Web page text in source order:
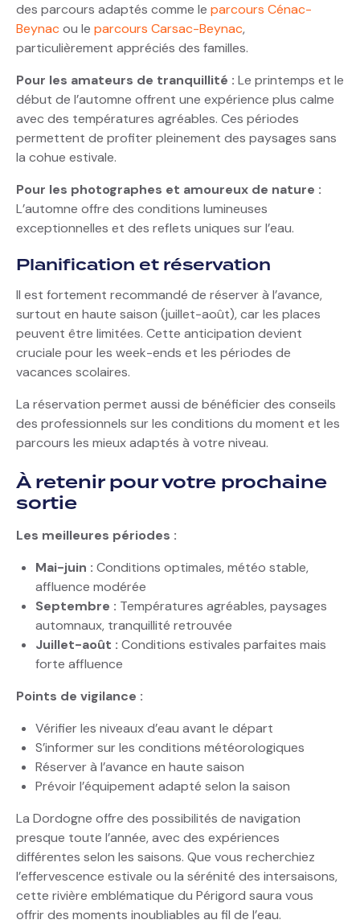
des parcours adaptés comme le parcours Cénac-
Beynacou le parcours Carsac-Beynac,
particulièrement appréciés des familles.
Pour les amateurs de tranquillité : Le printemps et le
début de l’automne offrent une expérience plus calme
avec des températures agréables. Ces périodes
permettent de profiter pleinement des paysages sans
la cohue estivale.
Pour les photographes et amoureux de nature :
L’automne offre des conditions lumineuses
exceptionnelles et des reflets uniques sur l’eau.
Planification et réservation
Il est fortement recommandé de réserver à l’avance,
surtout en haute saison (juillet-août), car les places
peuvent être limitées. Cette anticipation devient
cruciale pour les week-ends et les périodes de
vacances scolaires.
La réservation permet aussi de bénéficier des conseils
des professionnels sur les conditions du moment et les
parcours les mieux adaptés à votre niveau.
À retenir pour votre prochaine
sortie
Les meilleures périodes :
Mai-juin : Conditions optimales, météo stable,
affluence modérée
Septembre : Températures agréables, paysages
automnaux, tranquillité retrouvée
Juillet-août : Conditions estivales parfaites mais
forte affluence
Points de vigilance :
Vérifier les niveaux d’eau avant le départ
S’informer sur les conditions météorologiques
Réserver à l’avance en haute saison
Prévoir l’équipement adapté selon la saison
La Dordogne offre des possibilités de navigation
presque toute l’année, avec des expériences
différentes selon les saisons. Que vous recherchiez
l’effervescence estivale ou la sérénité des intersaisons,
cette rivière emblématique du Périgord saura vous
offrir des moments inoubliables au fil de l’eau.